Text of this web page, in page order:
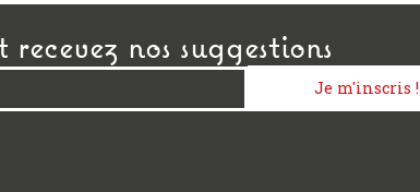
nos suggestions
Je m'inscris !